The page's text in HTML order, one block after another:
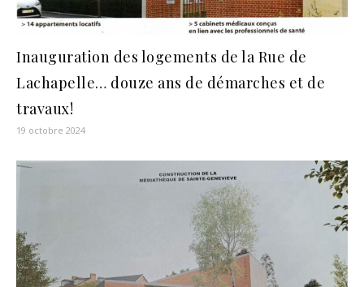
Inauguration des logements de la Rue de
Lachapelle… douze ans de démarches et de
travaux!
19 octobre 2024